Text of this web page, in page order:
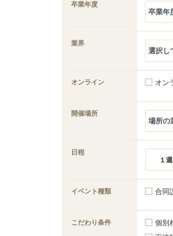
卒業年度
業界
オンライン オン
開催場所
日程
１
イベント種類 合同
こだわり条件 個別